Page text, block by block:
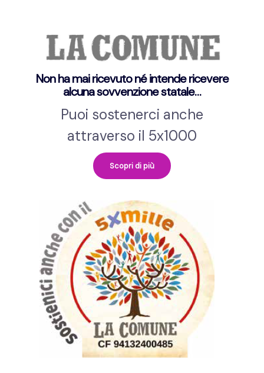
Non ha mai ricevuto né intende ricevere
alcuna sovvenzione statale…
Puoi sostenerci anche
attraverso il 5x1000
Scopri di più